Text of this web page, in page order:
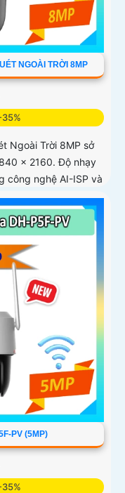
NGOÀI TRỜI 8MP
Ngoài Trời 8MP sở
× 2160. Độ nhạy
công nghệ AI-ISP và
PV (5MP)